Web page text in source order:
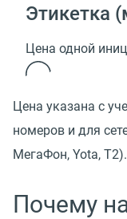
Этикетка
Цена одной
Цена указана с
номеров и для
МегаФон, Yota, T2).
Почему